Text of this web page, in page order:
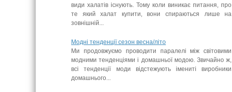
види халатів існують. Тому коли виникає питання, про
те який халат купити, вони спираються лише на
зовнішній...
Модні тенденції сезон весна/літо
Ми продовжуємо проводити паралелі між світовими
модними тенденціями і домашньої модою. Звичайно ж,
всі тенденції моди відстежують імениті виробники
домашнього...